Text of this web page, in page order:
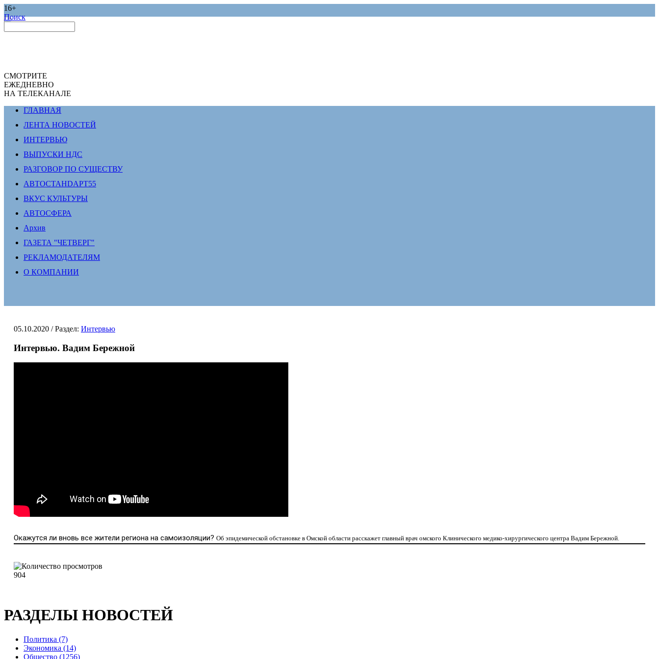
16+
Поиск
СМОТРИТЕ
ЕЖЕДНЕВНО
НА ТЕЛЕКАНАЛЕ
ГЛАВНАЯ
ЛЕНТА НОВОСТЕЙ
ИНТЕРВЬЮ
ВЫПУСКИ НДС
РАЗГОВОР ПО СУЩЕСТВУ
АВТОСТАНDАРТ55
ВКУС КУЛЬТУРЫ
АВТОСФЕРА
Архив
ГАЗЕТА "ЧЕТВЕРГ"
РЕКЛАМОДАТЕЛЯМ
О КОМПАНИИ
05.10.2020 / Раздел: Интервью
Интервью. Вадим Бережной
Окажутся ли вновь все жители региона на самоизоляции? Об эпидемической обстановке в Омской области расскажет главный врач омского Клинического медико-хирургического центра Вадим Бережной.
904
РАЗДЕЛЫ НОВОСТЕЙ
Политика (7)
Экономика (14)
Общество (1256)